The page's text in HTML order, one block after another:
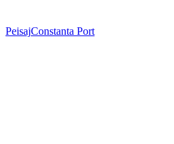
PeisajConstanta Port